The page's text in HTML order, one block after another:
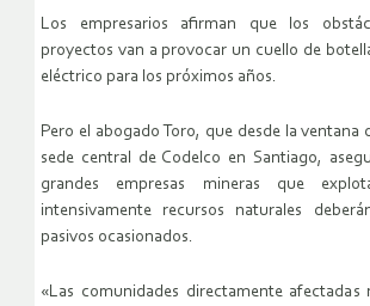
Los empresarios afirman que los
proyectos van a provocar un cuello de
eléctrico para los próximos años.
Pero el abogado Toro, que desde la ventana
sede central de Codelco en Santiago,
grandes empresas mineras que
intensivamente recursos naturales
pasivos ocasionados.
«Las comunidades directamente afectadas